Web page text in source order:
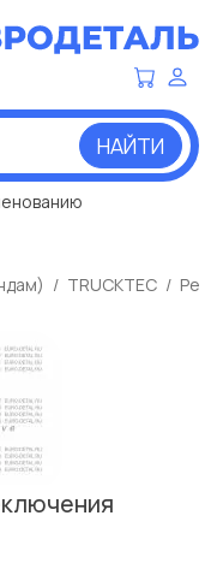
НАЙТИ
TRUCKTEC